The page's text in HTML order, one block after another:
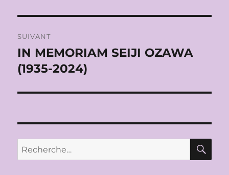
SUIVANT
Publication
suivante :
IN MEMORIAM SEIJI OZAWA
(1935-2024)
Recherche
pour :